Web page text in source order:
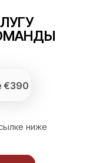
ниже
€390